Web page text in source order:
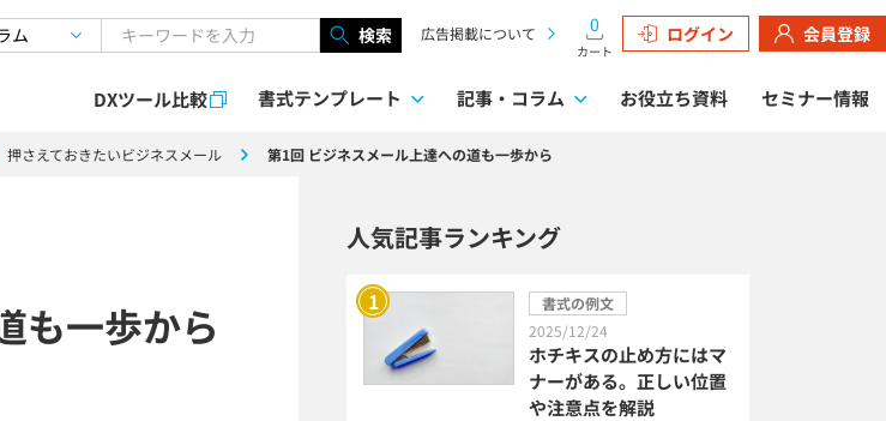
検索 広告掲載について 0
カート
ログイン 会員登録
DXツール比較 書式テンプレート 記事・コラム お役立ち資料 セミナー情報
押さえておきたいビジネスメール 第1回 ビジネスメール上達への道も一歩から
も一歩から
人気記事ランキング
書式の例文
2025/12/24
ホチキスの止め方にはマ
ナーがある。正しい位置
や注意点を解説